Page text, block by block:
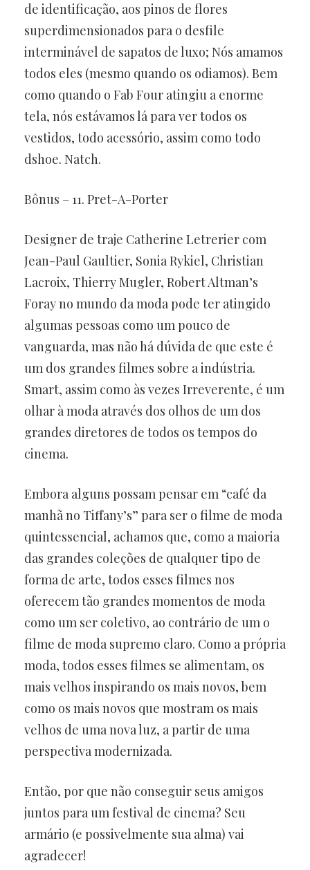
de identificação, aos pinos de flores
superdimensionados para o desfile
interminável de sapatos de luxo; Nós amamos
todos eles (mesmo quando os odiamos). Bem
como quando o Fab Four atingiu a enorme
tela, nós estávamos lá para ver todos os
vestidos, todo acessório, assim como todo
dshoe. Natch.
Bônus – 11. Pret-A-Porter
Designer de traje Catherine Letrerier com
Jean-Paul Gaultier, Sonia Rykiel, Christian
Lacroix, Thierry Mugler, Robert Altman’s
Foray no mundo da moda pode ter atingido
algumas pessoas como um pouco de
vanguarda, mas não há dúvida de que este é
um dos grandes filmes sobre a indústria.
Smart, assim como às vezes Irreverente, é um
olhar à moda através dos olhos de um dos
grandes diretores de todos os tempos do
cinema.
Embora alguns possam pensar em “café da
manhã no Tiffany’s” para ser o filme de moda
quintessencial, achamos que, como a maioria
das grandes coleções de qualquer tipo de
forma de arte, todos esses filmes nos
oferecem tão grandes momentos de moda
como um ser coletivo, ao contrário de um o
filme de moda supremo claro. Como a própria
moda, todos esses filmes se alimentam, os
mais velhos inspirando os mais novos, bem
como os mais novos que mostram os mais
velhos de uma nova luz, a partir de uma
perspectiva modernizada.
Então, por que não conseguir seus amigos
juntos para um festival de cinema? Seu
armário (e possivelmente sua alma) vai
agradecer!